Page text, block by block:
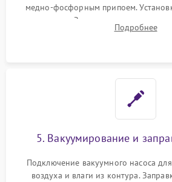
медно-фосфорным припоем.
осушителя. Замена изношенных
сломанных заслонок илиПодробнее
5. Вакуумирование и
Подключение вакуумного насоса
воздуха и влаги из контура.